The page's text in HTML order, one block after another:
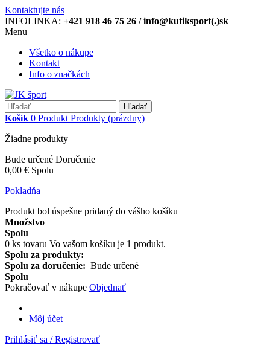
Kontaktujte nás
INFOLINKA: +421 918 46 75 26 / info@kutiksport(.)sk
Menu
Všetko o nákupe
Kontakt
Info o značkách
Hľadať
Košík 0 Produkt Produkty (prázdny)
Žiadne produkty
Bude určené Doručenie
0,00 € Spolu
Pokladňa
Produkt bol úspešne pridaný do vášho košíku
Množstvo
Spolu
0 ks tovaru Vo vašom košíku je 1 produkt.
Spolu za produkty:
Spolu za doručenie: Bude určené
Spolu
Pokračovať v nákupe Objednať
Môj účet
Prihlásiť sa / Registrovať